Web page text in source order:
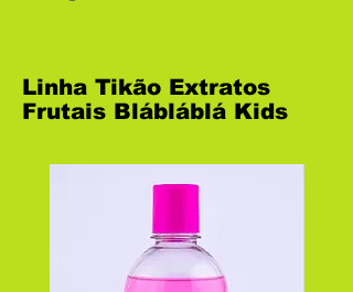
Linha Tikão Extratos
Frutais Blábláblá Kids